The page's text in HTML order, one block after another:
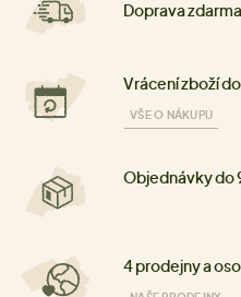
Doprava
Vrácení zboží
VŠE O NÁKUPU
Objednávky do
4 prodejny a